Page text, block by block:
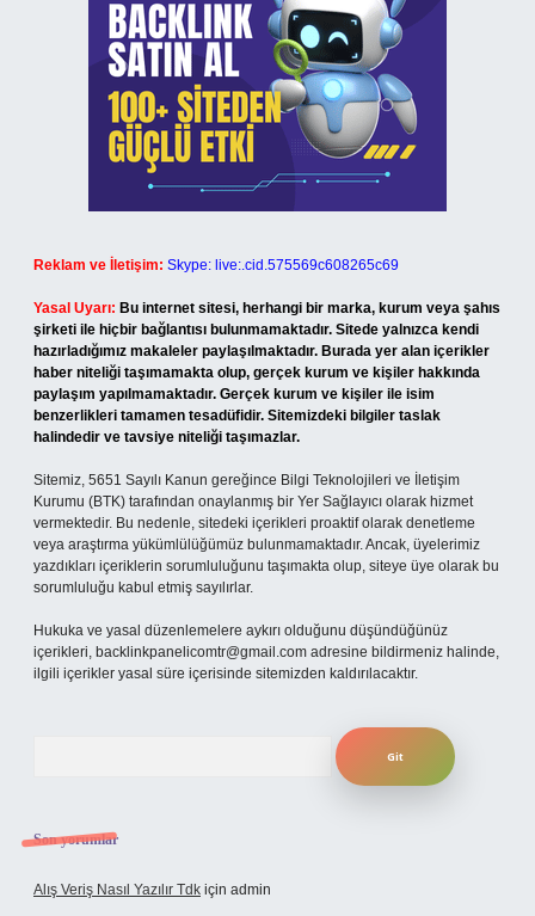
Reklam ve İletişim: Skype: live:.cid.575569c608265c69
Yasal Uyarı: Bu internet sitesi, herhangi bir marka, kurum veya şahıs
şirketi ile hiçbir bağlantısı bulunmamaktadır. Sitede yalnızca kendi
hazırladığımız makaleler paylaşılmaktadır. Burada yer alan içerikler
haber niteliği taşımamakta olup, gerçek kurum ve kişiler hakkında
paylaşım yapılmamaktadır. Gerçek kurum ve kişiler ile isim
benzerlikleri tamamen tesadüfidir. Sitemizdeki bilgiler taslak
halindedir ve tavsiye niteliği taşımazlar.
Sitemiz, 5651 Sayılı Kanun gereğince Bilgi Teknolojileri ve İletişim
Kurumu (BTK) tarafından onaylanmış bir Yer Sağlayıcı olarak hizmet
vermektedir. Bu nedenle, sitedeki içerikleri proaktif olarak denetleme
veya araştırma yükümlülüğümüz bulunmamaktadır. Ancak, üyelerimiz
yazdıkları içeriklerin sorumluluğunu taşımakta olup, siteye üye olarak bu
sorumluluğu kabul etmiş sayılırlar.
Hukuka ve yasal düzenlemelere aykırı olduğunu düşündüğünüz
içerikleri, backlinkpanelicomtr@gmail.com adresine bildirmeniz halinde,
ilgili içerikler yasal süre içerisinde sitemizden kaldırılacaktır.
Son yorumlar
Alış Veriş Nasıl Yazılır Tdk için admin